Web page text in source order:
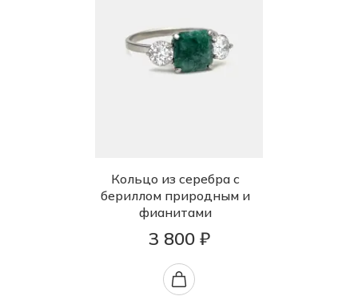
Кольцо из серебра с
бериллом природным и
фианитами
3 800 ₽